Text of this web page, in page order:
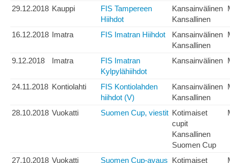
29.12.2018 Kauppi
FIS Tampereen
Hiihdot
Kansainvälinen
Kansallinen
16.12.2018 Imatra FIS Imatran Hiihdot
Kansainvälinen
Kansallinen
9.12.2018 Imatra
FIS Imatran
Kylpylähiihdot
Kansainvälinen
24.11.2018 Kontiolahti
FIS Kontiolahden
hiihdot (V)
Kansainvälinen
Kansallinen
28.10.2018 Vuokatti Suomen Cup, viestit Kotimaiset
cupit
Kansallinen
Suomen Cup
27.10.2018 Vuokatti Suomen Cup-avaus Kotimaiset